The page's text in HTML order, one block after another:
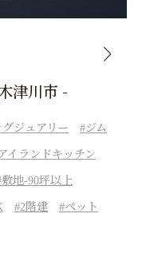
津川市 -
グジュアリー ジム
イランドキッチン
敷地-90坪以上
2階建 ペット